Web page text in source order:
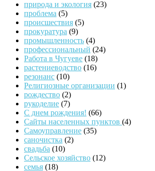
природа и экология (23)
проблема (5)
происшествия (5)
прокуратура (9)
промышленность (4)
профессиональный (24)
Работа в Чугуеве (18)
растениеводство (16)
резонанс (10)
Религиозные организации (1)
рождество (2)
рукоделие (7)
С днем рождения! (66)
Сайты населенных пунктов (4)
Самоуправление (35)
саночистка (2)
свадьба (10)
Сельское хозяйство (12)
семья (18)